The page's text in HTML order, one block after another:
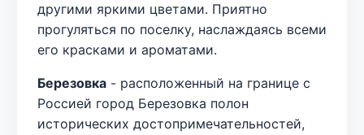
другими яркими цветами. Приятно
прогуляться по поселку, наслаждаясь всеми
его красками и ароматами.
Березовка - расположенный на границе с
Россией город Березовка полон
исторических достопримечательностей,